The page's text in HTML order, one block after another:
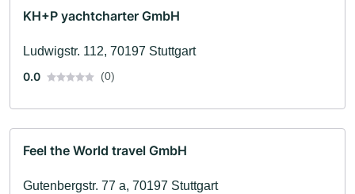
KH+P yachtcharter GmbH
Ludwigstr. 112, 70197 Stuttgart
0.0
(0)
Feel the World travel GmbH
Gutenbergstr. 77 a, 70197 Stuttgart